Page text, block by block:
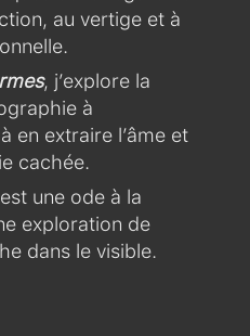
au vertige et à
, j’explore la
à
en extraire l’âme et
cachée.
une ode à la
exploration de
dans le visible.